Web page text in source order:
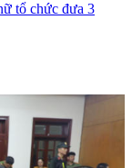
tổ chức đưa 3